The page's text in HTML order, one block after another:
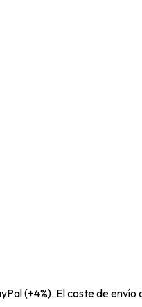
(+4%). El coste de